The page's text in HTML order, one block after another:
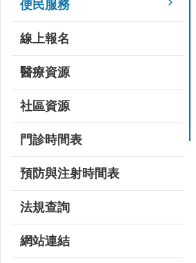
便民服務
線上報名
醫療資源
社區資源
門診時間表
預防與注射時間表
法規查詢
網站連結